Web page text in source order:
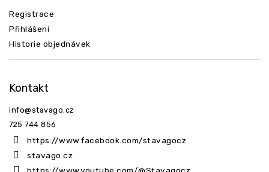
Registrace
Přihlášení
Historie objednávek
Kontakt
info@stavago.cz
725 744 856
https://www.facebook.com/stavagocz
stavago.cz